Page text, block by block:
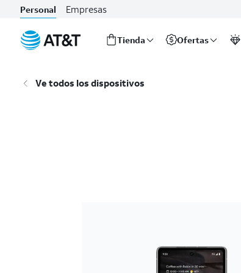
Personal Empresas
Tienda Ofertas
Ve todos los dispositivos